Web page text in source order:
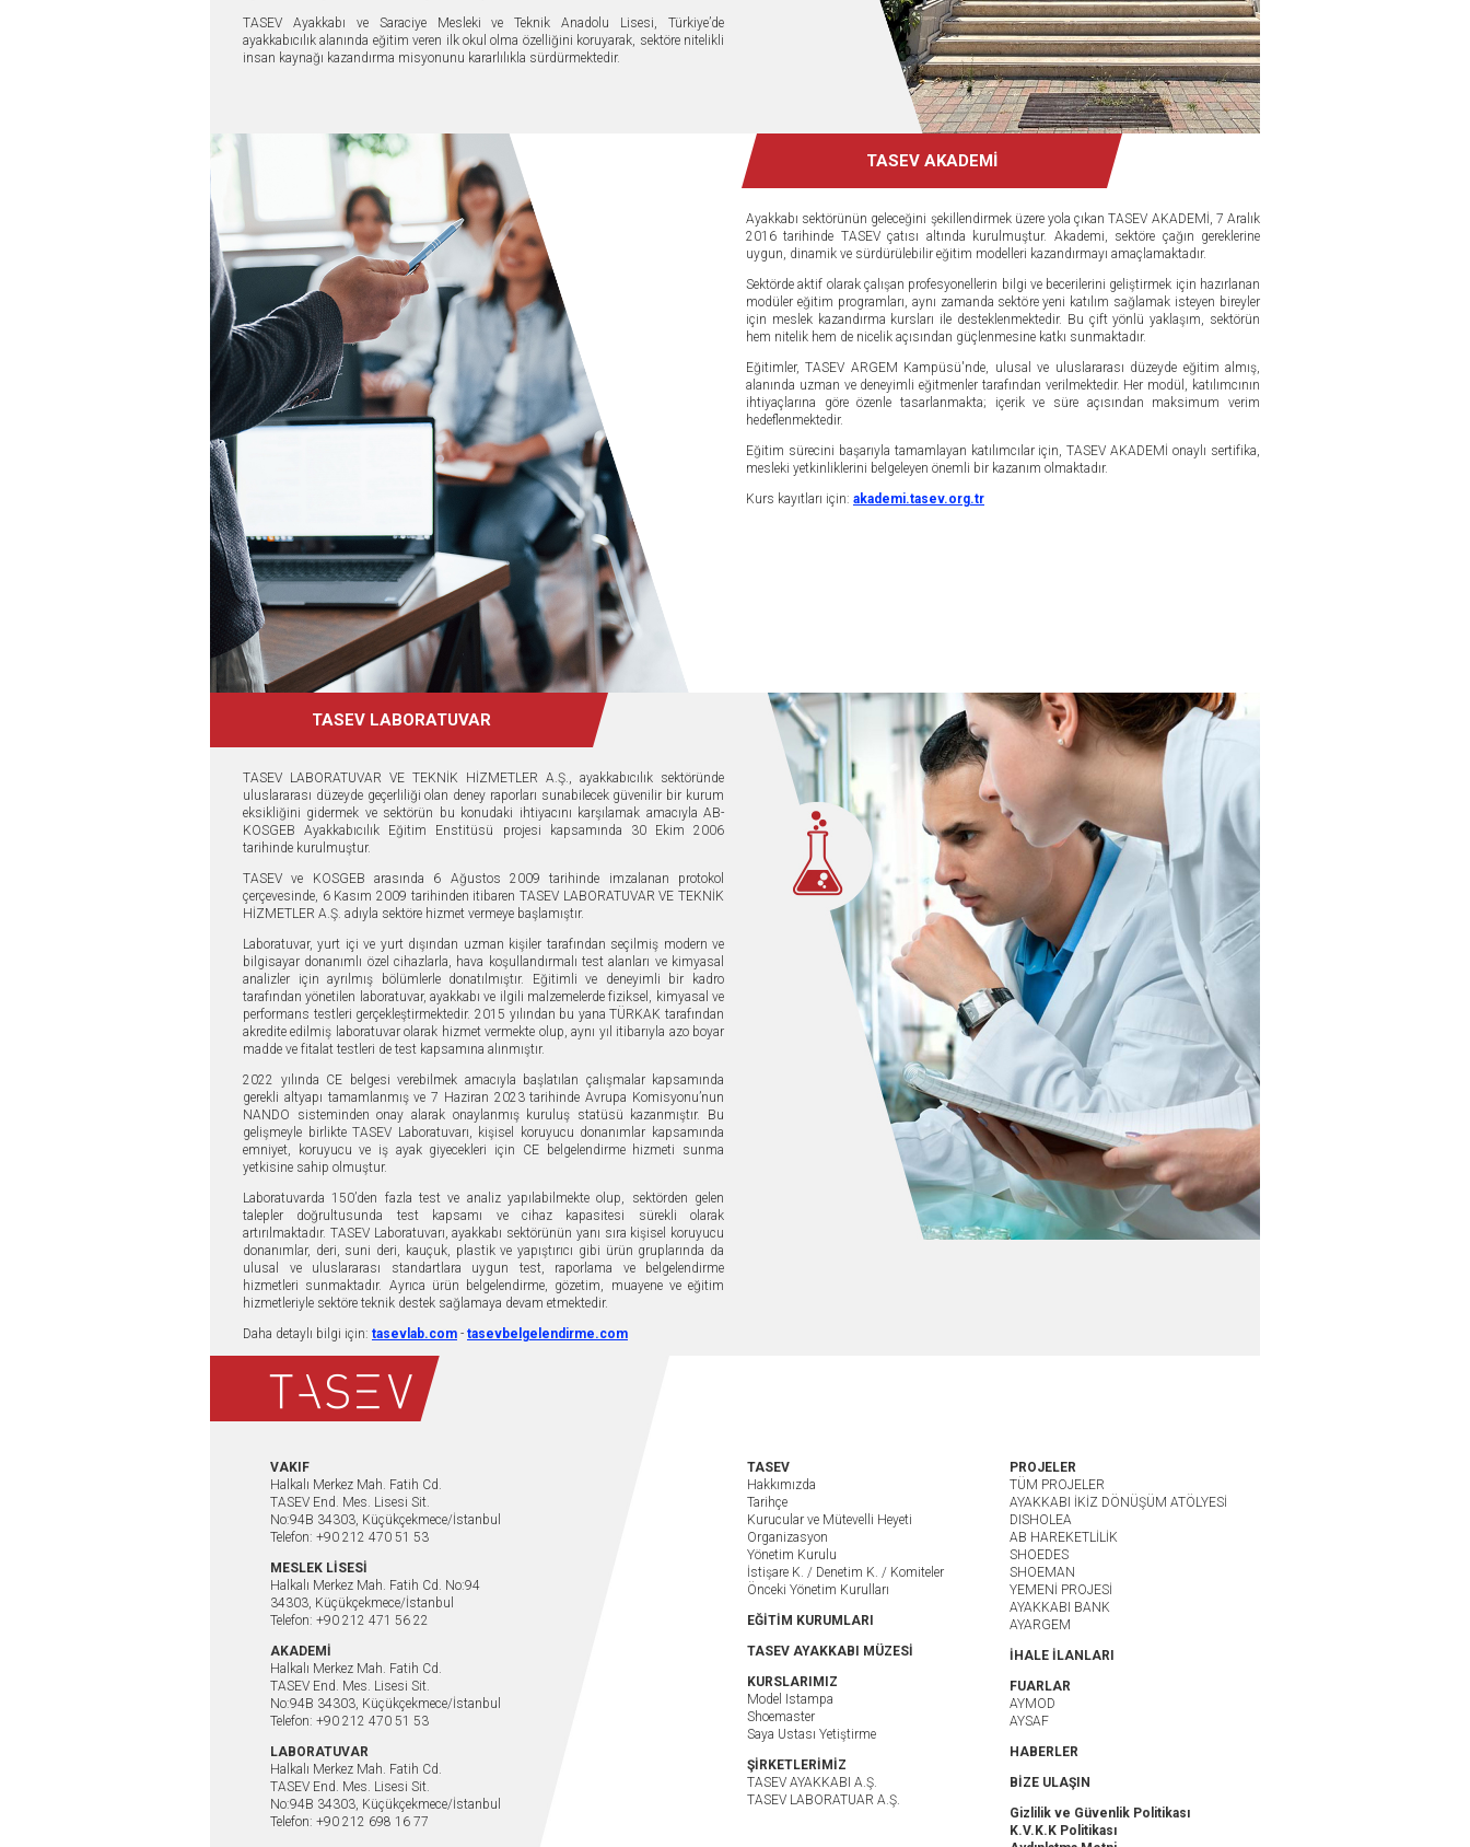
TASEV Ayakkabı ve Saraciye Mesleki ve Teknik Anadolu Lisesi, Türkiye’de
ayakkabıcılık alanında eğitim veren ilk okul olma özelliğini koruyarak, sektöre nitelikli
insan kaynağı kazandırma misyonunu kararlılıkla sürdürmektedir.
TASEV AKADEMİ
Ayakkabı sektörünün geleceğini şekillendirmek üzere yola çıkan TASEV AKADEMİ, 7 Aralık
2016 tarihinde TASEV çatısı altında kurulmuştur. Akademi, sektöre çağın gereklerine
uygun, dinamik ve sürdürülebilir eğitim modelleri kazandırmayı amaçlamaktadır.
Sektörde aktif olarak çalışan profesyonellerin bilgi ve becerilerini geliştirmek için hazırlanan
modüler eğitim programları, aynı zamanda sektöre yeni katılım sağlamak isteyen bireyler
için meslek kazandırma kursları ile desteklenmektedir. Bu çift yönlü yaklaşım, sektörün
hem nitelik hem de nicelik açısından güçlenmesine katkı sunmaktadır.
Eğitimler, TASEV ARGEM Kampüsü'nde, ulusal ve uluslararası düzeyde eğitim almış,
alanında uzman ve deneyimli eğitmenler tarafından verilmektedir. Her modül, katılımcının
ihtiyaçlarına göre özenle tasarlanmakta; içerik ve süre açısından maksimum verim
hedeflenmektedir.
Eğitim sürecini başarıyla tamamlayan katılımcılar için, TASEV AKADEMİ onaylı sertifika,
mesleki yetkinliklerini belgeleyen önemli bir kazanım olmaktadır.
Kurs kayıtları için: akademi.tasev.org.tr
TASEV LABORATUVAR
TASEV LABORATUVAR VE TEKNİK HİZMETLER A.Ş., ayakkabıcılık sektöründe
uluslararası düzeyde geçerliliği olan deney raporları sunabilecek güvenilir bir kurum
eksikliğini gidermek ve sektörün bu konudaki ihtiyacını karşılamak amacıyla AB-
KOSGEB Ayakkabıcılık Eğitim Enstitüsü projesi kapsamında 30 Ekim 2006
tarihinde kurulmuştur.
TASEV ve KOSGEB arasında 6 Ağustos 2009 tarihinde imzalanan protokol
çerçevesinde, 6 Kasım 2009 tarihinden itibaren TASEV LABORATUVAR VE TEKNİK
HİZMETLER A.Ş. adıyla sektöre hizmet vermeye başlamıştır.
Laboratuvar, yurt içi ve yurt dışından uzman kişiler tarafından seçilmiş modern ve
bilgisayar donanımlı özel cihazlarla, hava koşullandırmalı test alanları ve kimyasal
analizler için ayrılmış bölümlerle donatılmıştır. Eğitimli ve deneyimli bir kadro
tarafından yönetilen laboratuvar, ayakkabı ve ilgili malzemelerde fiziksel, kimyasal ve
performans testleri gerçekleştirmektedir. 2015 yılından bu yana TÜRKAK tarafından
akredite edilmiş laboratuvar olarak hizmet vermekte olup, aynı yıl itibarıyla azo boyar
madde ve fitalat testleri de test kapsamına alınmıştır.
2022 yılında CE belgesi verebilmek amacıyla başlatılan çalışmalar kapsamında
gerekli altyapı tamamlanmış ve 7 Haziran 2023 tarihinde Avrupa Komisyonu’nun
NANDO sisteminden onay alarak onaylanmış kuruluş statüsü kazanmıştır. Bu
gelişmeyle birlikte TASEV Laboratuvarı, kişisel koruyucu donanımlar kapsamında
emniyet, koruyucu ve iş ayak giyecekleri için CE belgelendirme hizmeti sunma
yetkisine sahip olmuştur.
Laboratuvarda 150’den fazla test ve analiz yapılabilmekte olup, sektörden gelen
talepler doğrultusunda test kapsamı ve cihaz kapasitesi sürekli olarak
artırılmaktadır. TASEV Laboratuvarı, ayakkabı sektörünün yanı sıra kişisel koruyucu
donanımlar, deri, suni deri, kauçuk, plastik ve yapıştırıcı gibi ürün gruplarında da
ulusal ve uluslararası standartlara uygun test, raporlama ve belgelendirme
hizmetleri sunmaktadır. Ayrıca ürün belgelendirme, gözetim, muayene ve eğitim
hizmetleriyle sektöre teknik destek sağlamaya devam etmektedir.
Daha detaylı bilgi için: tasevlab.com - tasevbelgelendirme.com
VAKIF
Halkalı Merkez Mah. Fatih Cd.
TASEV End. Mes. Lisesi Sit.
No:94B 34303, Küçükçekmece/İstanbul
Telefon: +90 212 470 51 53
MESLEK LİSESİ
Halkalı Merkez Mah. Fatih Cd. No:94
34303, Küçükçekmece/İstanbul
Telefon: +90 212 471 56 22
AKADEMİ
Halkalı Merkez Mah. Fatih Cd.
TASEV End. Mes. Lisesi Sit.
No:94B 34303, Küçükçekmece/İstanbul
Telefon: +90 212 470 51 53
LABORATUVAR
Halkalı Merkez Mah. Fatih Cd.
TASEV End. Mes. Lisesi Sit.
No:94B 34303, Küçükçekmece/İstanbul
Telefon: +90 212 698 16 77
TASEV
Hakkımızda
Tarihçe
Kurucular ve Mütevelli Heyeti
Organizasyon
Yönetim Kurulu
İstişare K. / Denetim K. / Komiteler
Önceki Yönetim Kurulları
EĞİTİM KURUMLARI
TASEV AYAKKABI MÜZESİ
KURSLARIMIZ
Model Istampa
Shoemaster
Saya Ustası Yetiştirme
ŞİRKETLERİMİZ
TASEV AYAKKABI A.Ş.
TASEV LABORATUAR A.Ş.
PROJELER
TÜM PROJELER
AYAKKABI İKİZ DÖNÜŞÜM ATÖLYESİ
DISHOLEA
AB HAREKETLİLİK
SHOEDES
SHOEMAN
YEMENİ PROJESİ
AYAKKABI BANK
AYARGEM
İHALE İLANLARI
FUARLAR
AYMOD
AYSAF
HABERLER
BİZE ULAŞIN
Gizlilik ve Güvenlik Politikası
K.V.K.K Politikası